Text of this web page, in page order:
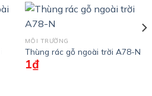
MÔI TRƯỜNG
Thùng rác gỗ ngoài trời A78-N
1₫